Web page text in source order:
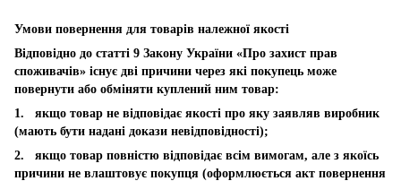
Умови повернення для товарів належної якості
Відповідно до статті 9 Закону України «Про захист прав
споживачів» існує дві причини через які покупець може
повернути або обміняти куплений ним товар:
1. якщо товар не відповідає якості про яку заявляв виробник
(мають бути надані докази невідповідності);
2. якщо товар повністю відповідає всім вимогам, але з якоїсь
причини не влаштовує покупця (оформлюється акт повернення